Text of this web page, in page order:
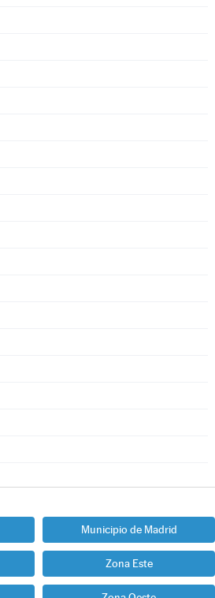
Municipio de Madrid
Zona Este